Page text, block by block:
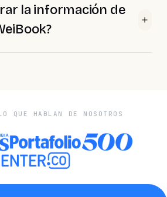
la información de
QUE HABLAN DE NOSOTROS